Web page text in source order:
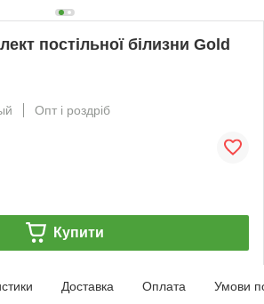
постільної білизни Gold
Опт і роздріб
Купити
Доставка Оплата Умови